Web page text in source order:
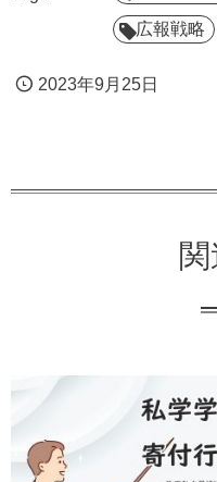
広報戦略
2023年9月25日